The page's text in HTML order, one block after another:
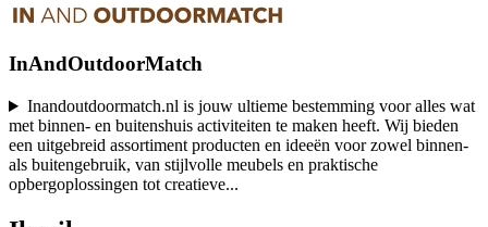
InAndOutdoorMatch
Inandoutdoormatch.nl is jouw ultieme bestemming voor alles wat
met binnen- en buitenshuis activiteiten te maken heeft. Wij bieden
een uitgebreid assortiment producten en ideeën voor zowel binnen-
als buitengebruik, van stijlvolle meubels en praktische
opbergoplossingen tot creatieve...